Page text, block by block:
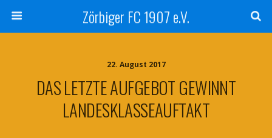
Zörbiger FC 1907 e.V.
22. August 2017
DAS LETZTE AUFGEBOT GEWINNT
LANDESKLASSEAUFTAKT